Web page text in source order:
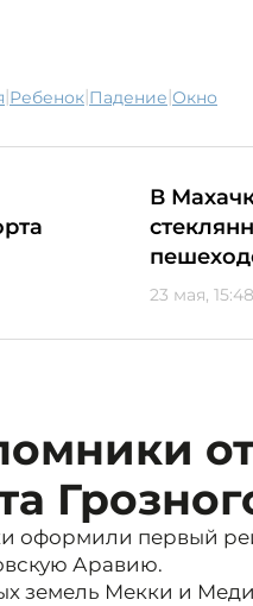
| ребенок| падение| окно
В
23 мая, 15:48
оформили первый
Аравию.
земель Мекки и